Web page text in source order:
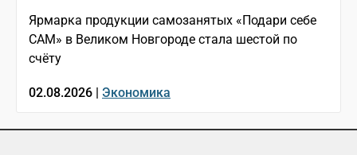
Ярмарка продукции самозанятых «Подари себе
САМ» в Великом Новгороде стала шестой по
счёту
02.08.2026 | Экономика